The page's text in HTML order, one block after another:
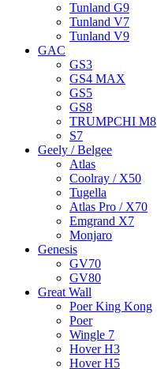
Tunland G9
Tunland V7
Tunland V9
GAC
GS3
GS4 MAX
GS5
GS8
TRUMPCHI M8
S7
Geely / Belgee
Atlas
Coolray / X50
Tugella
Atlas Pro / X70
Emgrand X7
Monjaro
Genesis
GV70
GV80
Great Wall
Poer King Kong
Poer
Wingle 7
Hover H3
Hover H5